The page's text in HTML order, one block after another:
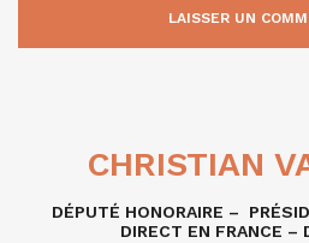
CHRISTIAN
DÉPUTÉ HONORAIRE –
DIRECT EN FRANCE –